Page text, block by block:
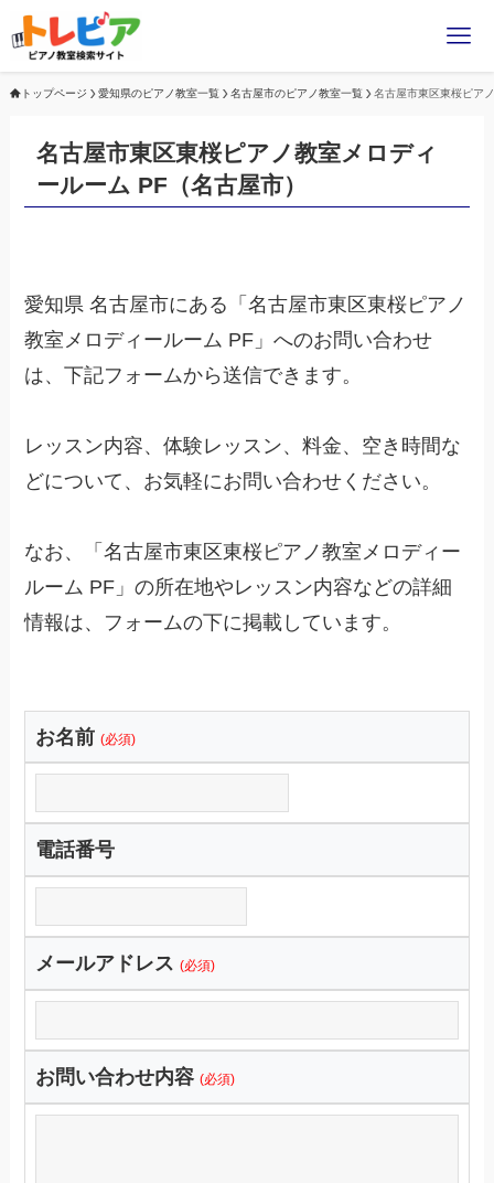
トップページ 愛知県のピアノ教室一覧 名古屋市のピアノ教室一覧 名古屋市東区東桜ピア
名古屋市東区東桜ピアノ教室メロディ
ールーム PF（名古屋市）
愛知県 名古屋市にある「名古屋市東区東桜ピアノ
教室メロディールーム PF」へのお問い合わせ
は、下記フォームから送信できます。
レッスン内容、体験レッスン、料金、空き時間な
どについて、お気軽にお問い合わせください。
なお、「名古屋市東区東桜ピアノ教室メロディー
ルーム PF」の所在地やレッスン内容などの詳細
情報は、フォームの下に掲載しています。
お名前 (必須)
電話番号
メールアドレス (必須)
お問い合わせ内容 (必須)